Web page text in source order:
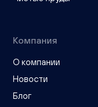
Компания
О компании
Новости
Блог